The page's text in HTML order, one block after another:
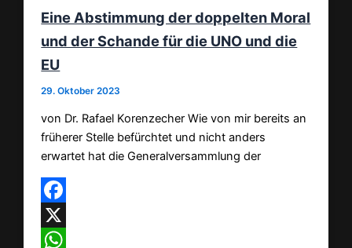
Eine Abstimmung der doppelten Moral
und der Schande für die UNO und die
EU
29. Oktober 2023
von Dr. Rafael Korenzecher Wie von mir bereits an
früherer Stelle befürchtet und nicht anders
erwartet hat die Generalversammlung der
Facebook
X